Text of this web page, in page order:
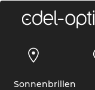
Sonnenbrillen